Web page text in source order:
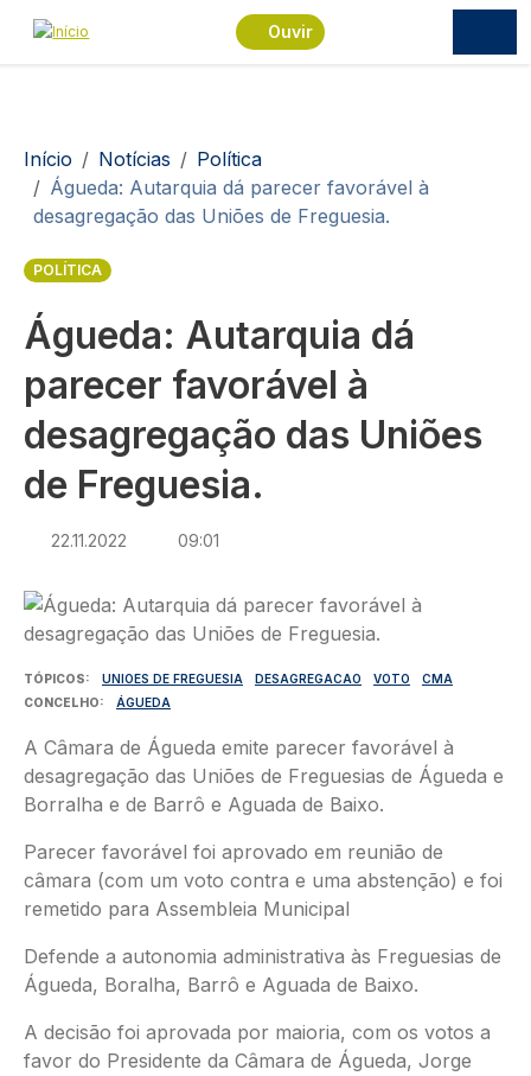
Passar para o conteúdo principal
Ouvir
Navegação estrutural
Início Notícias
Política
Águeda: Autarquia dá parecer favorável à
desagregação das Uniões de Freguesia.
POLÍTICA
Águeda: Autarquia dá
parecer favorável à
desagregação das Uniões
de Freguesia.
22.11.2022 09:01
Imagem
TÓPICOS UNIOES DE FREGUESIA DESAGREGACAO VOTO
CMA
CONCELHO
ÁGUEDA
A Câmara de Águeda emite parecer favorável à
desagregação das Uniões de Freguesias de Águeda e
Borralha e de Barrô e Aguada de Baixo.
Parecer favorável foi aprovado em reunião de
câmara (com um voto contra e uma abstenção) e foi
remetido para Assembleia Municipal
Defende a autonomia administrativa às Freguesias de
Águeda, Boralha, Barrô e Aguada de Baixo.
A decisão foi aprovada por maioria, com os votos a
favor do Presidente da Câmara de Águeda, Jorge